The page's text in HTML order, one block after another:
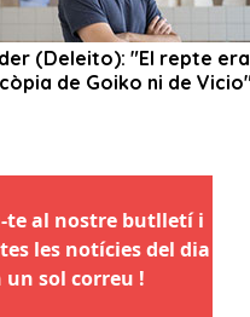
te al nostre butlletí i
les notícies del dia
un sol correu !